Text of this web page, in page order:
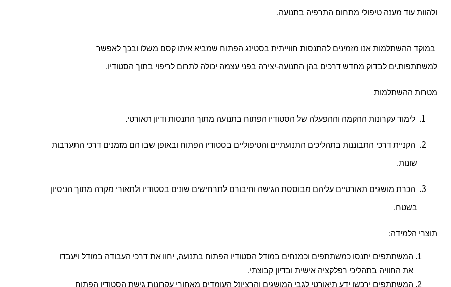
ולהוות עוד מענה טיפולי מתחום התרפיה בתנועה.
במוקד ההשתלמות אנו מזמינים להתנסות חווייתית בסטינג הפתוח שמביא איתו קסם משלו ובכך לאפשר
למשתתפות.ים לבדוק מחדש דרכים בהן התנועה-יצירה בפני עצמה יכולה לתרום לריפוי בתוך הסטודיו.
מטרות ההשתלמות
הקניית דרכי התבוננות בתהליכים התנועתיים והטיפוליים בסטודיו הפתוח ובאופן שבו הם מזמנים דרכי התערבות
שונות.
בשטח.
תוצרי הלמידה:
את החוויה בתהליכי רפלקציה אישית ובדיון קבוצתי.